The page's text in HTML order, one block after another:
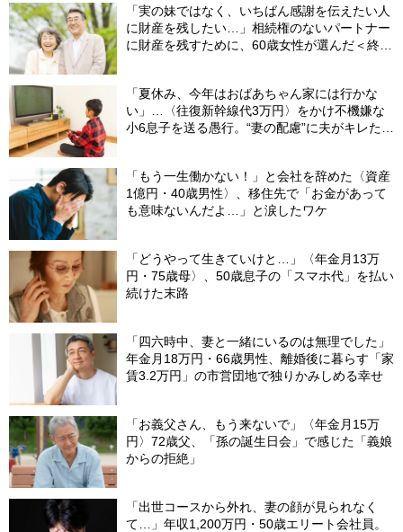
「実の妹ではなく、いちばん感謝を伝えたい人
に財産を残したい…」相続権のないパートナー
に財産を残すために、60歳女性が選んだ＜終活
「夏休み、今年はおばあちゃん家には行かな
い」…〈往復新幹線代3万円〉をかけ不機嫌な
小6息子を送る愚行。“妻の配慮”に夫がキレたワ
「もう一生働かない！」と会社を辞めた〈資産
1億円・40歳男性〉、移住先で「お金があって
も意味ないんだよ…」と涙したワケ
「どうやって生きていけと…」〈年金月13万
円・75歳母〉、50歳息子の「スマホ代」を払い
続けた末路
「四六時中、妻と一緒にいるのは無理でした」
年金月18万円・66歳男性、離婚後に暮らす「家
賃3.2万円」の市営団地で独りかみしめる幸せ
「お義父さん、もう来ないで」〈年金月15万
円〉72歳父、「孫の誕生日会」で感じた「義娘
からの拒絶」
「出世コースから外れ、妻の顔が見られなく
て…」年収1,200万円・50歳エリート会社員。